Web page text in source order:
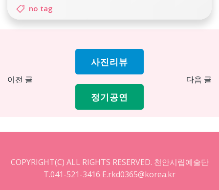
no tag
Post
navigation
이전 글
사진리뷰
정기공연
다음 글
COPYRIGHT(C) ALL RIGHTS RESERVED. 천안시립예술단
T.041-521-3416 E.rkd0365@korea.kr